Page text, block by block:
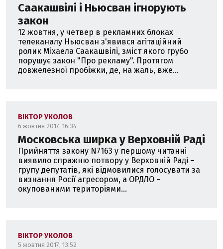
Саакашвілі і Ньюсван ігнорують
закон
12 жовтня, у четвер в рекламних блоках
телеканалу Ньюсван з'явився агітаційний
ролик Міхаела Саакашвілі, зміст якого грубо
порушує закон "Про рекламу". Протягом
довжелезної пробіжки, де, на жаль, вже...
ВІКТОР УКОЛОВ
6 жовтня 2017, 16:34
Московська ширка у Верховній Раді
Прийняття закону N7163 у першому читанні
виявило спражню потвору у Верховній Раді –
групу депутатів, які відмовилися голосувати за
визнання Росії агресором, а ОРДЛО –
окупованими територіями...
ВІКТОР УКОЛОВ
5 жовтня 2017, 13:52